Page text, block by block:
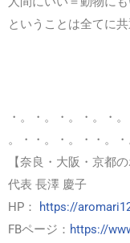
ということは全てに
・。・。・。・。・
。・・。・。・・。・
【奈良・大阪・京都
代表 長澤 慶子
HP：
https://
FBページ： https://